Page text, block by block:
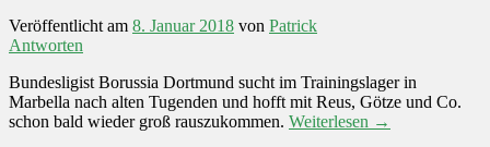
Veröffentlicht am 8. Januar 2018 von Patrick
Antworten
Bundesligist Borussia Dortmund sucht im Trainingslager in
Marbella nach alten Tugenden und hofft mit Reus, Götze und Co.
schon bald wieder groß rauszukommen. Weiterlesen →